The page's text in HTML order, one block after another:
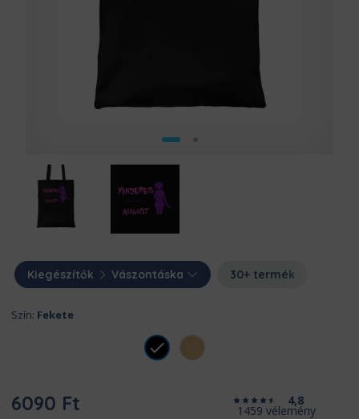
Kiegészítők Vászontáska 30+ termék
Szín: Fekete
6090 Ft 4,8
1459 vélemény